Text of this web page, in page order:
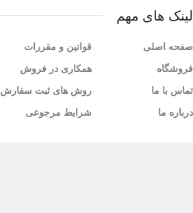
لینک های مهم
صفحه اصلی
فروشگاه
تماس با ما
درباره ما
قوانین و مقررات
همکاری در فروش
روش های ثبت سفارش
شرایط مرجوعی